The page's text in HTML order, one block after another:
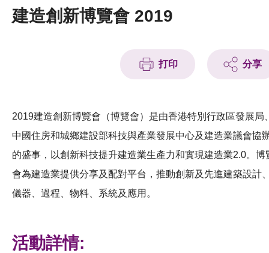
科技分享
會籍
建造創新博覽會 2019
打印 分享
2019建造創新博覽會（博覽會）是由香港特別行政區發展局
中國住房和城鄉建設部科技與產業發展中心及建造業議會協
的盛事，以創新科技提升建造業生產力和實現建造業2.0。博
會為建造業提供分享及配對平台，推動創新及先進建築設計
儀器、過程、物料、系統及應用。
活動詳情: